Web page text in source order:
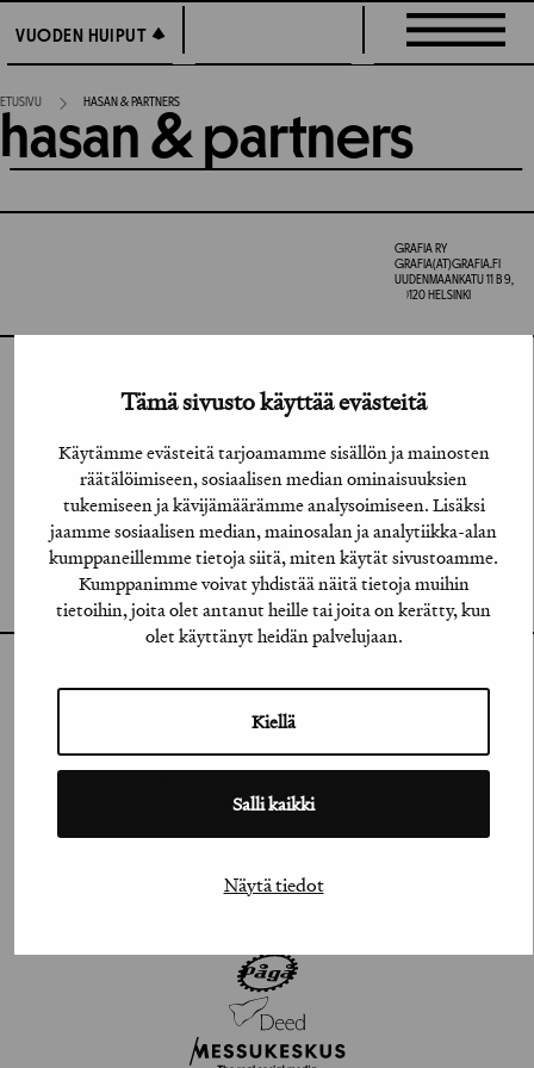
Tämä sivusto käyttää evästeitä
Käytämme evästeitä tarjoamamme sisällön ja mainosten
räätälöimiseen, sosiaalisen median ominaisuuksien
tukemiseen ja kävijämäärämme analysoimiseen. Lisäksi
jaamme sosiaalisen median, mainosalan ja analytiikka-alan
kumppaneillemme tietoja siitä, miten käytät sivustoamme.
Kumppanimme voivat yhdistää näitä tietoja muihin
tietoihin, joita olet antanut heille tai joita on kerätty, kun
olet käyttänyt heidän palvelujaan.
Kiellä
Salli kaikki
Näytä tiedot
suoraan
sisältöön
VUODEN HUIPUT
VUODEN HUIPUT
ETUSIVU HASAN & PARTNERS
hasan & partners
GRAFIA RY
GRAFIA(AT)GRAFIA.FI
UUDENMAANKATU 11 B 9,
00120 HELSINKI
INSTAGRAM
FACEBOOK
VIMEO
FLICKR